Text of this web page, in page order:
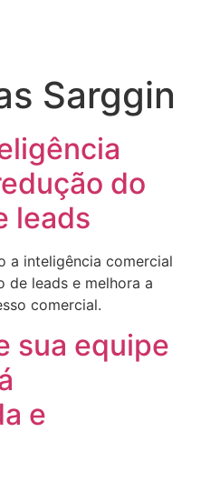
Sarggin
do
leads
a inteligência comercial
de leads e melhora a
comercial.
sua equipe
e